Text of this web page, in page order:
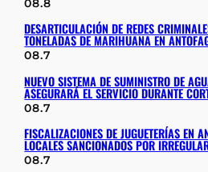
08.8
DESARTICULACIÓN DE REDES
TONELADAS DE MARIHUANA EN
08.7
NUEVO SISTEMA DE SUMINISTRO DE
ASEGURARÁ EL SERVICIO DURANTE
08.7
FISCALIZACIONES DE JUGUETERÍAS EN
LOCALES SANCIONADOS POR
08.7